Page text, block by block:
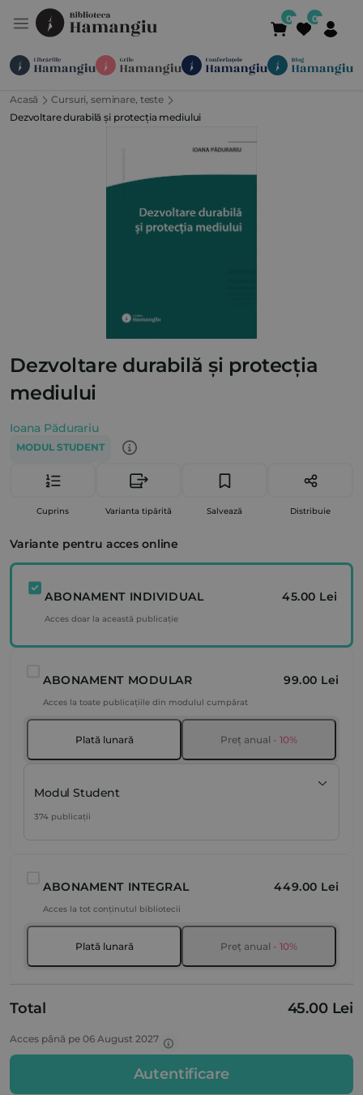
Module Publicații
Newsletter
Acasă
Cursuri, seminare, teste
Dezvoltare durabilă și protecția mediului
Dezvoltare durabilă și protecția
mediului
Ioana Pădurariu
MODUL STUDENT
Cuprins Varianta tipărită Salvează Distribuie
Variante pentru acces online
ABONAMENT INDIVIDUAL 45.00 Lei
Acces doar la această publicație
ABONAMENT MODULAR 99.00 Lei
Acces la toate publicațiile din modulul cumpărat
Plată lunară Preț anual - 10%
Modul Student
374 publicații
ABONAMENT INTEGRAL 449.00 Lei
Acces la tot conținutul bibliotecii
Plată lunară Preț anual - 10%
Total 45.00 Lei
Acces până pe 06 August 2027
Autentificare